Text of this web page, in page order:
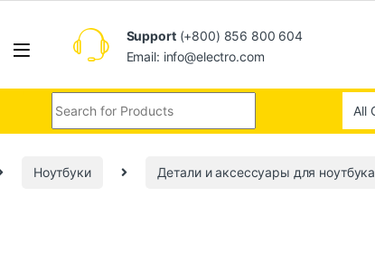
Support(+800) 856 800 604
Email: info@electro.com
Ноутбуки Детали и аксессуары для ноутбука